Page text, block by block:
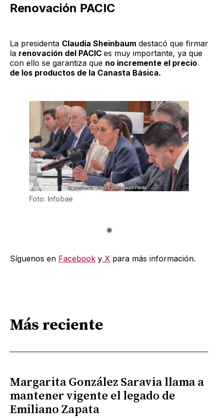
Renovación PACIC
La presidenta Claudia Sheinbaum destacó que firmar
la renovación del PACIC es muy importante, ya que
con ello se garantiza que no incremente el precio
de los productos de la Canasta Básica.
Foto: Infobae
Síguenos en Facebook y X para más información.
Más reciente
Margarita González Saravia llama a
mantener vigente el legado de
Emiliano Zapata